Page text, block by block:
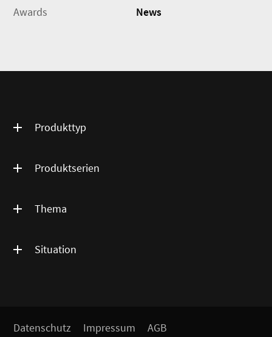
Awards
News
Produkttyp
Produktserien
Thema
Situation
Datenschutz Impressum AGB